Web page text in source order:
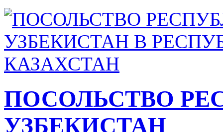
ПОСОЛЬСТВО
УЗБЕКИСТАН